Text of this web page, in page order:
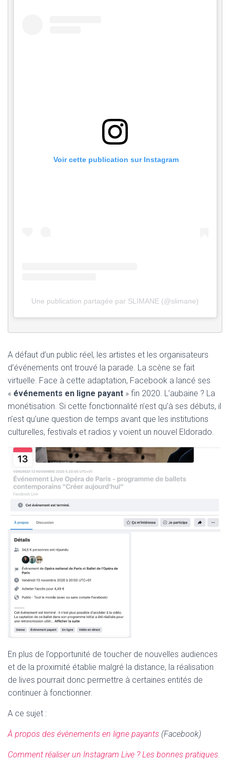
Voir cette publication sur Instagram
Une publication partagée par SLIMANE (@slimane)
A défaut d’un public réel, les artistes et les organisateurs
d’événements ont trouvé la parade. La scène se fait
virtuelle. Face à cette adaptation, Facebook a lancé ses
« événements en ligne payant » fin 2020. L’aubaine ? La
monétisation. Si cette fonctionnalité n’est qu’à ses débuts, il
n’est qu’une question de temps avant que les institutions
culturelles, festivals et radios y voient un nouvel Eldorado.
En plus de l’opportunité de toucher de nouvelles audiences
et de la proximité établie malgré la distance, la réalisation
de lives pourrait donc permettre à certaines entités de
continuer à fonctionner.
A ce sujet :
À propos des évènements en ligne payants (Facebook)
Comment réaliser un Instagram Live ? Les bonnes pratiques.